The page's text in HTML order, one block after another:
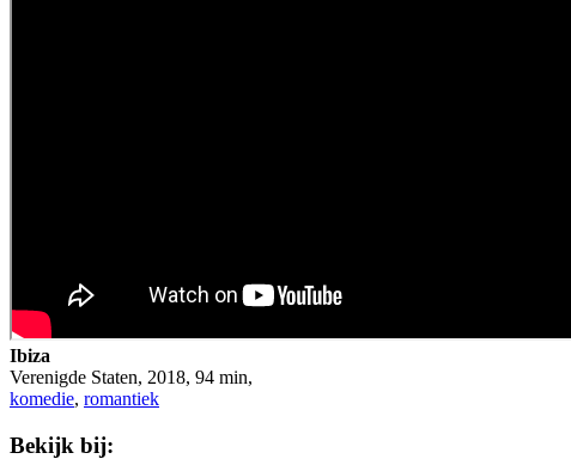
Ibiza
Verenigde Staten, 2018, 94 min,
komedie, romantiek
Bekijk bij: